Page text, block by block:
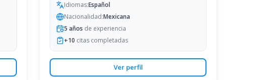
Idiomas:Español
Nacionalidad:Mexicana
5 años de experiencia
+10 citas completadas
Ver perfil